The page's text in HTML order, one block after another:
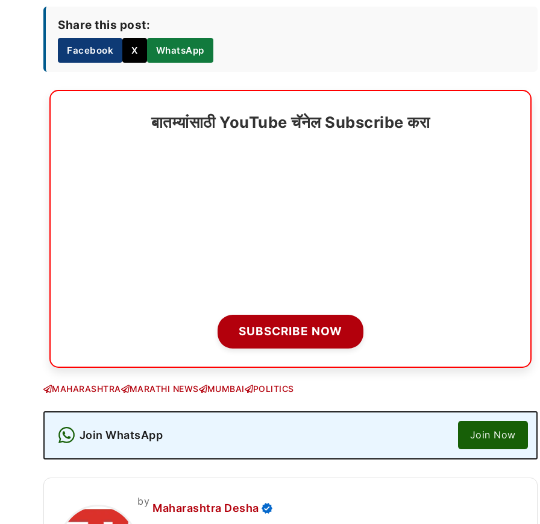
Share this post:
Facebook X WhatsApp
बातम्यांसाठी YouTube चॅनेल Subscribe करा
SUBSCRIBE NOW
MAHARASHTRA MARATHI NEWS MUMBAI POLITICS
Join WhatsApp Join Now
by
Maharashtra Desha